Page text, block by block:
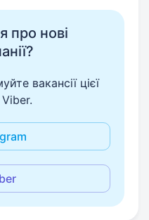
про нові
вакансії цієї